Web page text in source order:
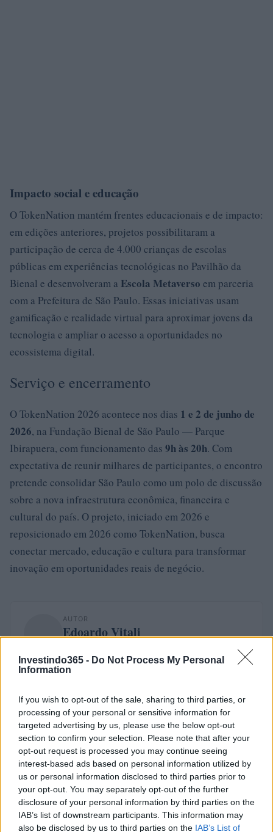
Investindo365 - Do Not Process My Personal
Information
If you wish to opt-out of the sale, sharing to third parties, or
processing of your personal or sensitive information for
targeted advertising by us, please use the below opt-out
section to confirm your selection. Please note that after your
opt-out request is processed you may continue seeing
interest-based ads based on personal information utilized by
us or personal information disclosed to third parties prior to
your opt-out. You may separately opt-out of the further
disclosure of your personal information by third parties on the
IAB’s list of downstream participants. This information may
also be disclosed by us to third parties on the IAB’s List of
Impacto social e educação
O TokenNation mantém frentes educacionais e de impacto:
em edições anteriores, projetos possibilitaram a
participação de cerca de 4.000 crianças de escolas
públicas em experiências tecnológicas no Pavilhão da
Bienal e desenvolveram a Escola Metaverso em parceria
com a Prefeitura de São Paulo. Essas iniciativas usam
gamificação e realidade virtual para aproximar jovens da
tecnologia e ampliar o acesso a oportunidades no
ecossistema digital.
Serviço e encerramento
O TokenNation 2026 acontece nos dias 1 e 2 de junho de
2026, na Fundação Bienal de São Paulo — Parque
Ibirapuera, com funcionamento das 9h às 20h. Com
expectativa de reunir milhares de participantes, o encontro
pretende consolidar São Paulo como um polo de discussão
sobre a nova infraestrutura econômica, financeira e
cultural do país. O projeto, iniciado em 2026 e
reposicionado em 2026 como TokenNation, busca
conectar mercado, educação e cultura para transformar
inovação em oportunidades reais de negócio.
AUTOR
Edoardo Vitali
reestruturação do mercado de peixe de
Palermo, defendendo a linha editorial sobre
economia, traz para a redação uma
abordagem pragmática e um detalhe pessoal:
ainda guarda cadernos das reuniões na Sala
delle Lapidi.